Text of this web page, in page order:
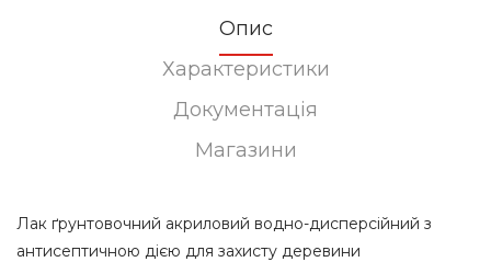
Опис
Характеристики
Документація
Магазини
Лак ґрунтовочний акриловий водно-дисперсійний з
антисептичною дією для захисту деревини